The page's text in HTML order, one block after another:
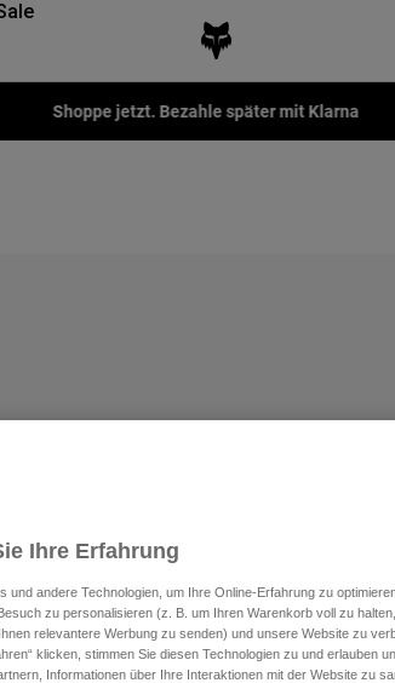
Fox LAB Capsule Collection -Jetzt kaufen
Ihre Erfahrung
und andere Technologien, um Ihre Online-Erfahrung zu
zu personalisieren (z. B. um Ihren Warenkorb voll zu
relevantere Werbung zu senden) und unsere Website zu
klicken, stimmen Sie diesen Technologien zu und erlauben
Informationen über Ihre Interaktionen mit der Website zu